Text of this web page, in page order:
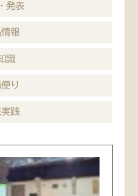
発表
報
識
り
践